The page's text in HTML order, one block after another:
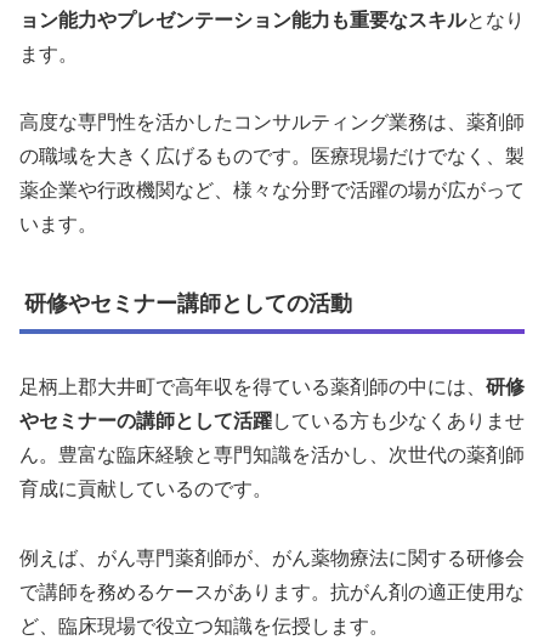
ョン能力やプレゼンテーション能力も重要なスキルとなり
ます。
高度な専門性を活かしたコンサルティング業務は、薬剤師
の職域を大きく広げるものです。医療現場だけでなく、製
薬企業や行政機関など、様々な分野で活躍の場が広がって
います。
研修やセミナー講師としての活動
足柄上郡大井町で高年収を得ている薬剤師の中には、 研修
やセミナーの講師として活躍している方も少なくありませ
ん。豊富な臨床経験と専門知識を活かし、次世代の薬剤師
育成に貢献しているのです。
例えば、がん専門薬剤師が、がん薬物療法に関する研修会
で講師を務めるケースがあります。抗がん剤の適正使用な
ど、臨床現場で役立つ知識を伝授します。